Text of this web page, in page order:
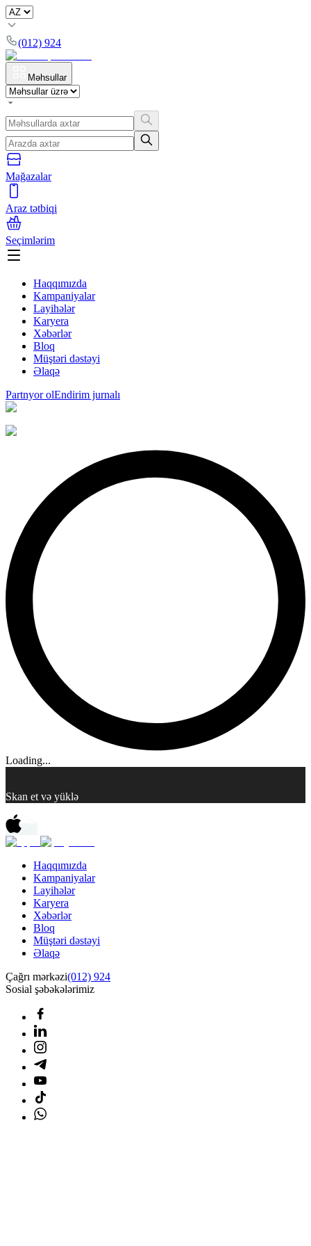
(012) 924
Məhsullar
Mağazalar
Araz tətbiqi
Seçimlərim
Haqqımızda
Kampaniyalar
Layihələr
Karyera
Xəbərlər
Bloq
Müştəri dəstəyi
Əlaqə
Partnyor olEndirim jurnalı
Loading...
Skan et və yüklə
Haqqımızda
Kampaniyalar
Layihələr
Karyera
Xəbərlər
Bloq
Müştəri dəstəyi
Əlaqə
Çağrı mərkəzi(012) 924
Sosial şəbəkələrimiz